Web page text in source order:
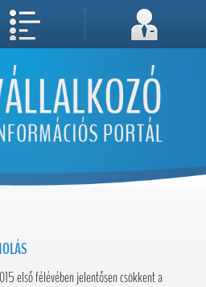
tároljunk számítógépén. A sütik a weboldal megfelelő működéséhez
Megértettem, folytatás...
első félévében jelentősen csökkent a